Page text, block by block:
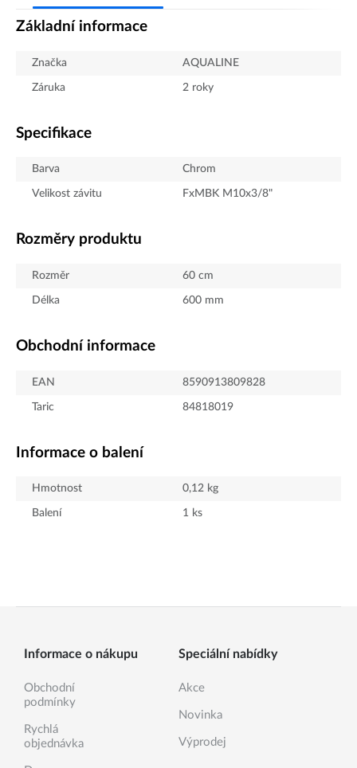
Základní informace
Značka AQUALINE
Záruka 2 roky
Specifikace
Barva Chrom
Velikost závitu FxMBK M10x3/8"
Rozměry produktu
Rozměr 60 cm
Délka 600 mm
Obchodní informace
EAN 8590913809828
Taric 84818019
Informace o balení
Hmotnost 0,12 kg
Balení 1 ks
Informace o nákupu
Obchodní
podmínky
Rychlá
objednávka
Speciální nabídky
Akce
Novinka
Výprodej